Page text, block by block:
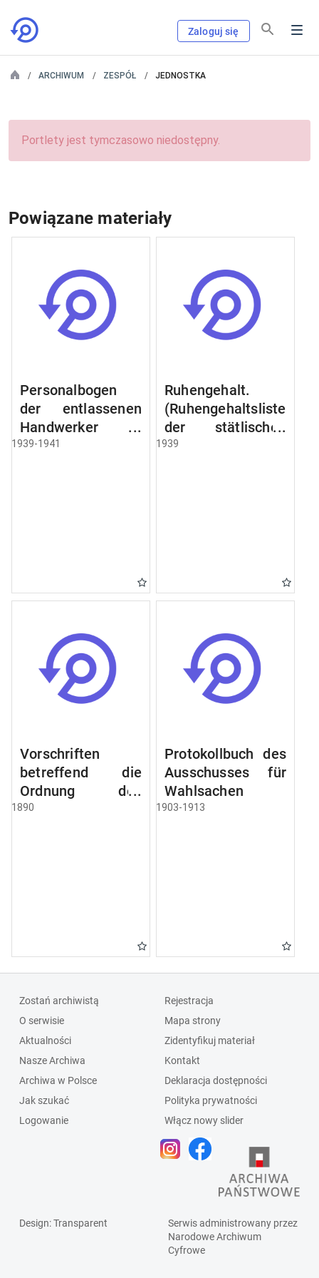
Zaloguj się
ARCHIWUM ZESPÓŁ JEDNOSTKA
Portlety jest tymczasowo niedostępny.
Powiązane materiały
Personalbogen
der entlassenen
Handwerker u.
Arbeiter des
1939-1941
Ruhengehalt.
(Ruhengehaltsliste
der stätlischen
Beamten u.
Raczyński! Schen
Bibliothek).
1939
Vorschriften
betreffend die
Ordnung des
Geschäftsganges
1890
Protokollbuch des
Ausschusses für
Wahlsachen
1903-1913
Zostań archiwistą
O serwisie
Aktualności
Nasze Archiwa
Archiwa w Polsce
Jak szukać
Logowanie
Rejestracja
Mapa strony
Zidentyfikuj materiał
Kontakt
Deklaracja dostępności
Polityka prywatności
Włącz nowy slider
Design: Transparent
Serwis administrowany przez
Narodowe Archiwum
Cyfrowe